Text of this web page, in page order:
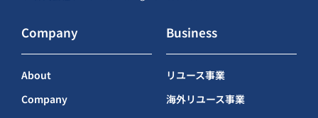
Company
About
Company
Business
リユース事業
海外リユース事業